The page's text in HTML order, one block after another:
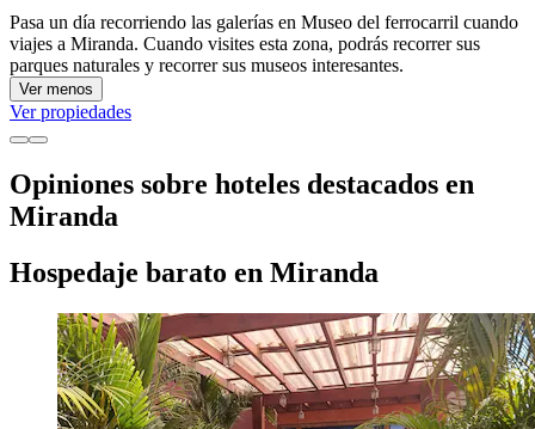
Pasa un día recorriendo las galerías en Museo del ferrocarril cuando
viajes a Miranda. Cuando visites esta zona, podrás recorrer sus
parques naturales y recorrer sus museos interesantes.
Ver menos
Ver propiedades
Opiniones sobre hoteles destacados en
Miranda
Hospedaje barato en Miranda